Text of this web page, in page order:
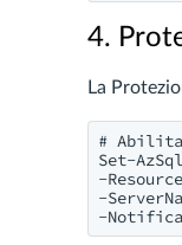
4.
La
# Abilita
Set-
-
-
-